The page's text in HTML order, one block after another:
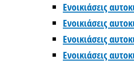
Ενοικιάσεις
Ενοικιάσεις
Ενοικιάσεις
Ενοικιάσεις